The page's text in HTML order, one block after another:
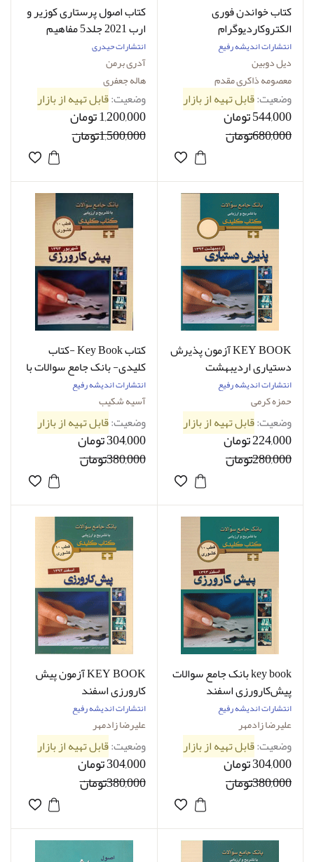
کتاب خواندن فوری
الکتروکاردیوگرام
انتشارات اندیشه رفیع
دیل دوبین
معصومه ذاکری مقدم
وضعیت:قابل تهیه از بازار
544,000 تومان
680,000تومان
کتاب اصول پرستاری کوزیر و
ارب 2021 جلد5 مفاهیم
فرآیندها و اقدامات-
نویسنده آدری برمن
انتشارات حیدری
آدری برمن
هاله جعفری
وضعیت:قابل تهیه از بازار
1,200,000 تومان
1,500,000تومان
KEY BOOK آزمون پذیرش
دستیاری اردیبهشت
1394_تألیف حمزه کرمی‌
انتشارات اندیشه رفیع
حمزه کرمی
وضعیت:قابل تهیه از بازار
224,000 تومان
280,000تومان
کتاب Key Book -کتاب
کلیدی- بانک جامع سوالات با
تشریح و ارزیابی پیش
10کشوری
انتشارات اندیشه رفیع
آسیه شکیب
وضعیت:قابل تهیه از بازار
304,000 تومان
380,000تومان
key book بانک جامع سوالات
پیش‌کارورزی اسفند
1393_تألیف علیرضا زادمهر
انتشارات اندیشه رفیع
علیرضا زادمهر
وضعیت:قابل تهیه از بازار
304,000 تومان
380,000تومان
KEY BOOK آزمون پیش
کارورزی اسفند
1394(قطب10)_ تألیف
علیرضا زادمهر ، گلایول
برهمن
انتشارات اندیشه رفیع
علیرضا زادمهر
وضعیت:قابل تهیه از بازار
304,000 تومان
380,000تومان